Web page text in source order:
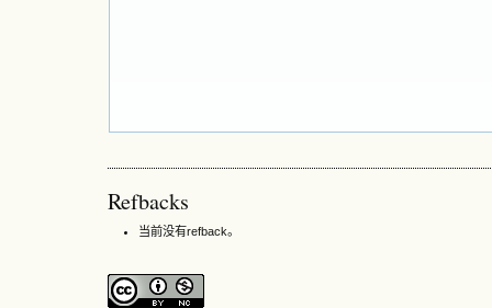
Refbacks
当前没有refback。